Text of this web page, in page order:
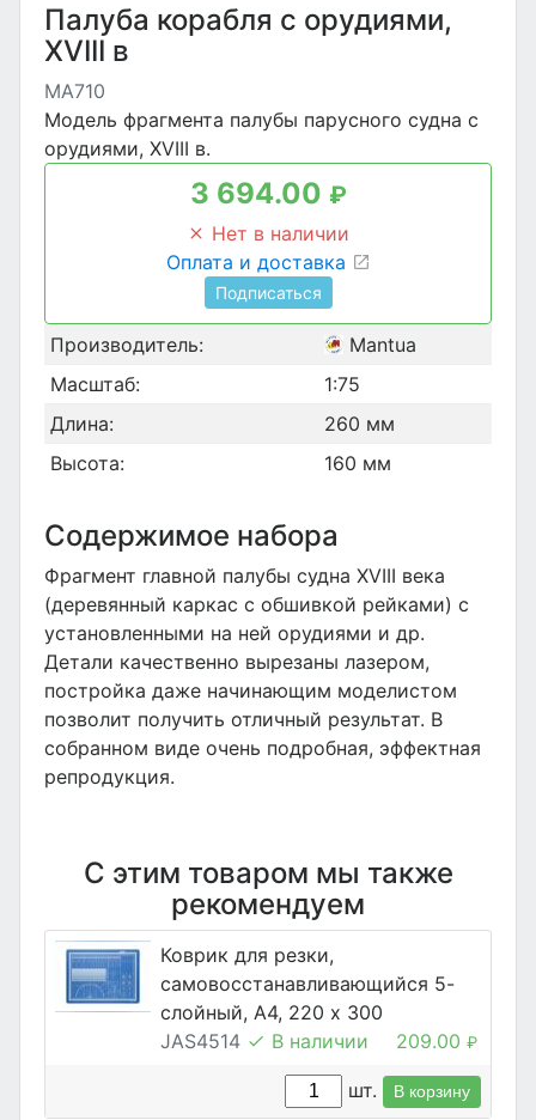
Палуба корабля с орудиями,
XVIII в
MA710
Модель фрагмента палубы парусного судна с
орудиями, XVIII в.
3 694.00 ₽
Нет в наличии
Оплата и доставка
Подписаться
Производитель:
Mantua
Масштаб:
1:75
Длина:
260 мм
Высота:
160 мм
Содержимое набора
Фрагмент главной палубы судна XVIII века
(деревянный каркас с обшивкой рейками) с
установленными на ней орудиями и др.
Детали качественно вырезаны лазером,
постройка даже начинающим моделистом
позволит получить отличный результат. В
собранном виде очень подробная, эффектная
репродукция.
С этим товаром мы также
рекомендуем
Коврик для резки,
самовосстанавливающийся 5-
слойный, А4, 220 х 300
JAS4514
В наличии 209.00 ₽
шт. В корзину